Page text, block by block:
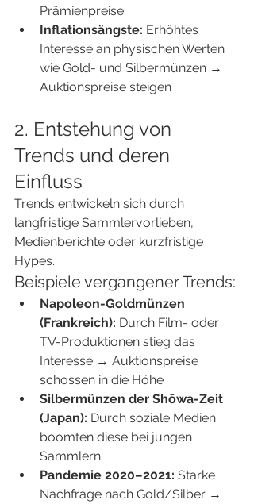
Prämienpreise
Inflationsängste: Erhöhtes
Interesse an physischen Werten
wie Gold- und Silbermünzen →
Auktionspreise steigen
2. Entstehung von
Trends und deren
Einfluss
Trends entwickeln sich durch
langfristige Sammlervorlieben,
Medienberichte oder kurzfristige
Hypes.
Beispiele vergangener Trends:
Napoleon-Goldmünzen
(Frankreich): Durch Film- oder
TV-Produktionen stieg das
Interesse → Auktionspreise
schossen in die Höhe
Silbermünzen der Shōwa-Zeit
(Japan): Durch soziale Medien
boomten diese bei jungen
Sammlern
Pandemie 2020–2021: Starke
Nachfrage nach Gold/Silber →